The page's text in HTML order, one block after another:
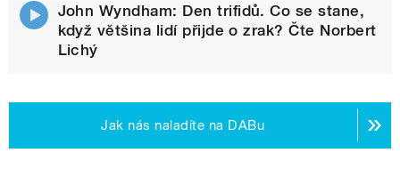
John Wyndham: Den trifidů. Co se stane,
když většina lidí přijde o zrak? Čte Norbert
Lichý
Jak nás naladíte na DABu